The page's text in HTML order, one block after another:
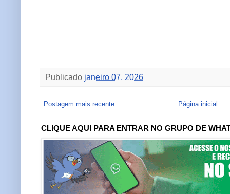
Publicado janeiro 07, 2026
Postagem mais recente Página inicial
CLIQUE AQUI PARA ENTRAR NO GRUPO DE